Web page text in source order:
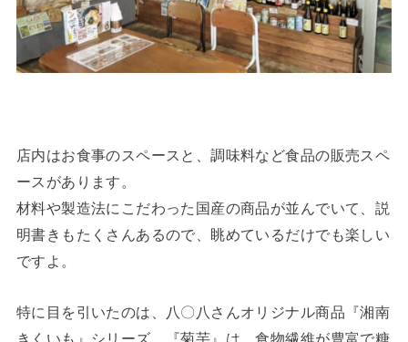
店内はお食事のスペースと、調味料など食品の販売スペ
ースがあります。
材料や製造法にこだわった国産の商品が並んでいて、説
明書きもたくさんあるので、眺めているだけでも楽しい
ですよ。
特に目を引いたのは、八〇八さんオリジナル商品『湘南
きくいも』シリーズ。『菊芋』は、食物繊維が豊富で糖